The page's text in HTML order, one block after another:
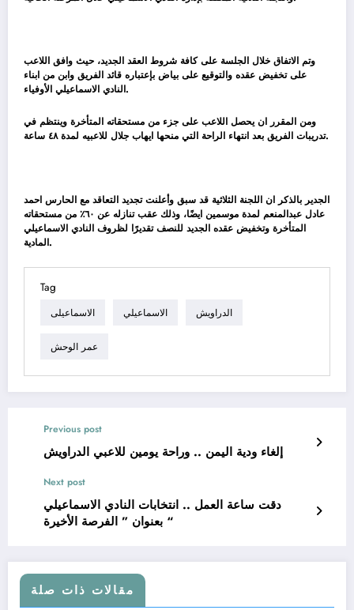
وتم الاتفاق خلال الجلسة على كافة شروط العقد الجديد، حيث وافق اللاعب
على تخفيض عقده والتوقيع على بياض بإعتباره قائد الفريق وابن من ابناء
النادي الاسماعيلي الأوفياء.
ومن المقرر ان يحصل اللاعب على جزء من مستحقاته المتأخرة وينتظم في
تدريبات الفريق بعد انتهاء الراحة التي منحها ايهاب جلال للاعبيه لمدة ٤٨ ساعة.
الجدير بالذكر ان اللجنة الثلاثية قد سبق وأعلنت تجديد التعاقد مع الحارس احمد
عادل عبدالمنعم لمدة موسمين ايضًا، وذلك عقب تنازله عن ٦٠٪؜ من مستحقاته
المتأخرة وتخفيض عقده الجديد للنصف تقديرًا لظروف النادي الاسماعيلي
المادية.
Tag
الاسماعيلى الاسماعيلي الدراويش
عمر الوحش
Previous post
إلغاء ودية اليمن .. وراحة يومين للاعبي الدراويش
Next post
دقت ساعة العمل .. انتخابات النادي الاسماعيلي
بعنوان ” الفرصة الأخيرة “
مقالات ذات صلة